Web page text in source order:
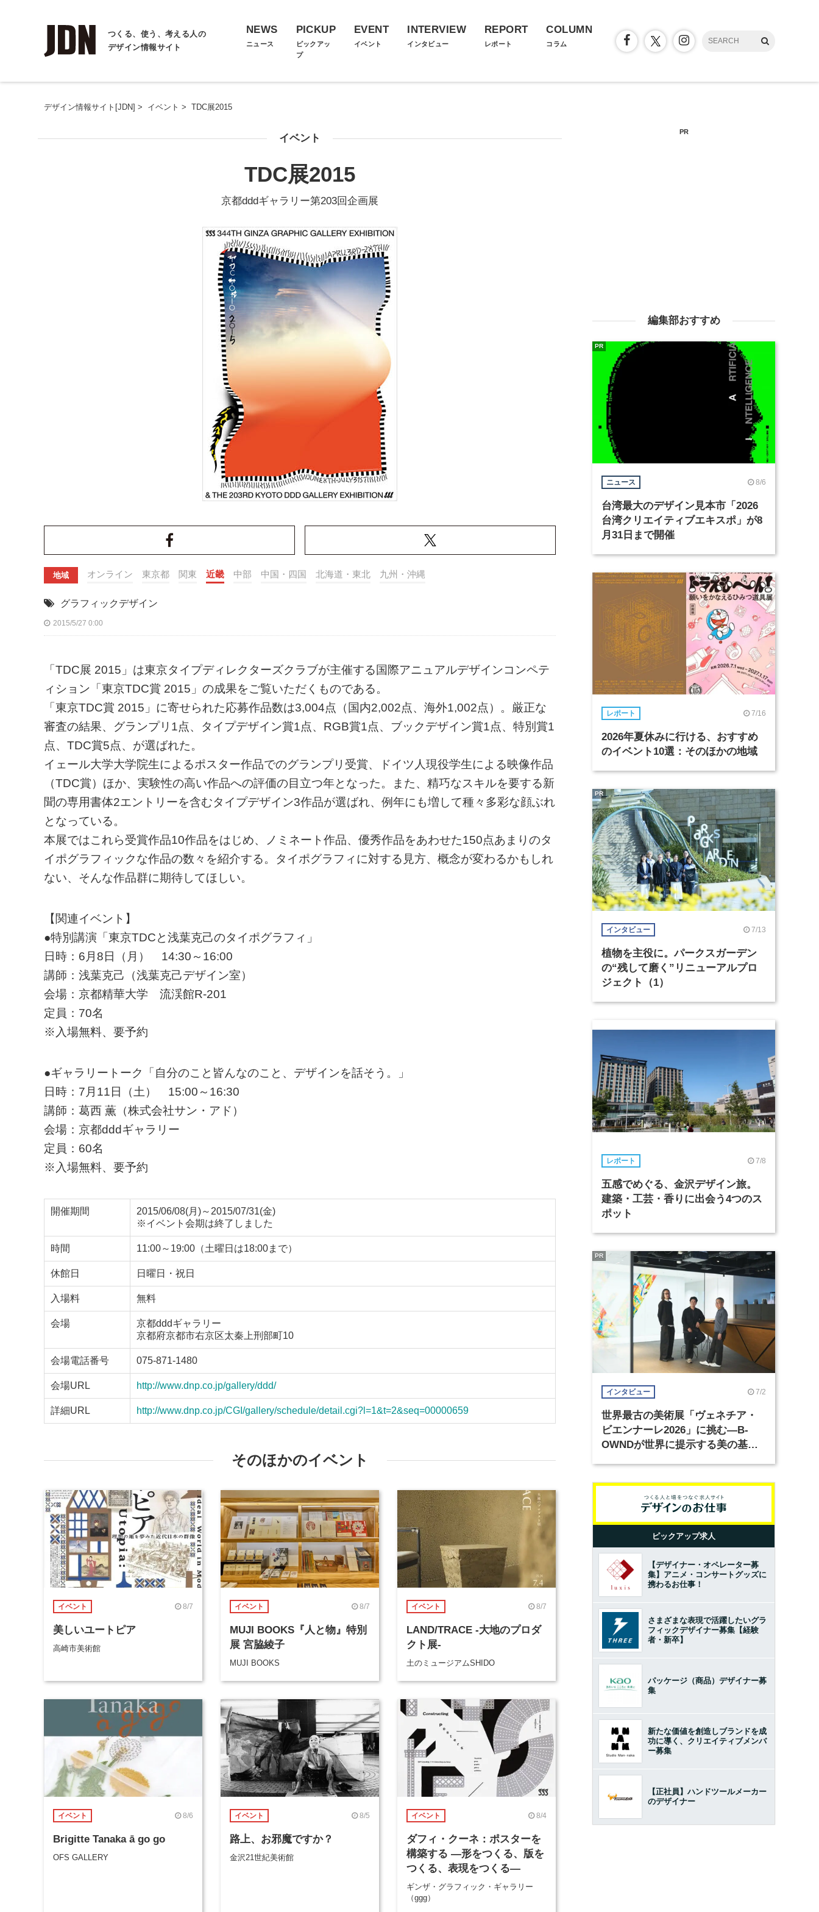
つくる、使う、考える人の
デザイン情報サイト
NEWS
ニュース
PICKUP
ピックアッ
プ
EVENT
イベント
INTERVIEW
インタビュー
REPORT
レポート
COLUMN
コラム
デザイン情報サイト[JDN] > イベント > TDC展2015
イベント
TDC展2015
京都dddギャラリー第203回企画展
地域 オンライン 東京都 関東 近畿 中部 中国・四国 北海道・東北 九州・沖縄
グラフィックデザイン
2015/5/27 0:00
「TDC展 2015」は東京タイプディレクターズクラブが主催する国際アニュアルデザインコンペテ
ィション「東京TDC賞 2015」の成果をご覧いただくものである。
「東京TDC賞 2015」に寄せられた応募作品数は3,004点（国内2,002点、海外1,002点）。厳正な
審査の結果、グランプリ1点、タイプデザイン賞1点、RGB賞1点、ブックデザイン賞1点、特別賞1
点、TDC賞5点、が選ばれた。
イェール大学大学院生によるポスター作品でのグランプリ受賞、ドイツ人現役学生による映像作品
（TDC賞）ほか、実験性の高い作品への評価の目立つ年となった。また、精巧なスキルを要する新
聞の専用書体2エントリーを含むタイプデザイン3作品が選ばれ、例年にも増して種々多彩な顔ぶれ
となっている。
本展ではこれら受賞作品10作品をはじめ、ノミネート作品、優秀作品をあわせた150点あまりのタ
イポグラフィックな作品の数々を紹介する。タイポグラフィに対する見方、概念が変わるかもしれ
ない、そんな作品群に期待してほしい。
【関連イベント】
●特別講演「東京TDCと浅葉克己のタイポグラフィ」
日時：6月8日（月） 14:30～16:00
講師：浅葉克己（浅葉克己デザイン室）
会場：京都精華大学 流渓館R-201
定員：70名
※入場無料、要予約
●ギャラリートーク「自分のこと皆んなのこと、デザインを話そう。」
日時：7月11日（土） 15:00～16:30
講師：葛西 薫（株式会社サン・アド）
会場：京都dddギャラリー
定員：60名
※入場無料、要予約
開催期間
2015/06/08(月)～2015/07/31(金)
※イベント会期は終了しました
時間 11:00～19:00（土曜日は18:00まで）
休館日 日曜日・祝日
入場料 無料
会場
京都dddギャラリー
京都府京都市右京区太秦上刑部町10
会場電話番号 075-871-1480
会場URL http://www.dnp.co.jp/gallery/ddd/
詳細URL http://www.dnp.co.jp/CGI/gallery/schedule/detail.cgi?l=1&t=2&seq=00000659
そのほかのイベント
イベント 8/7
美しいユートピア
高崎市美術館
イベント 8/7
MUJI BOOKS『人と物』特別
展 宮脇綾子
MUJI BOOKS
イベント 8/7
LAND/TRACE -大地のプロダ
クト展-
土のミュージアムSHIDO
イベント 8/6
Brigitte Tanaka ā go go
OFS GALLERY
イベント 8/5
路上、お邪魔ですか？
金沢21世紀美術館
イベント 8/4
ダフィ・クーネ：ポスターを
構築する ―形をつくる、版を
つくる、表現をつくる―
ギンザ・グラフィック・ギャラリー
（ggg）
PR
編集部おすすめ
ニュース 8/6
台湾最大のデザイン見本市「2026
台湾クリエイティブエキスポ」が8
月31日まで開催
PR
レポート 7/16
2026年夏休みに行ける、おすすめ
のイベント10選：そのほかの地域
インタビュー 7/13
植物を主役に。パークスガーデン
の“残して磨く”リニューアルプロ
ジェクト（1）
PR
レポート 7/8
五感でめぐる、金沢デザイン旅。
建築・工芸・香りに出会う4つのス
ポット
インタビュー 7/2
世界最古の美術展「ヴェネチア・
ビエンナーレ2026」に挑む―B-
OWNDが世界に提示する美の基準
PR
ピックアップ求人
【デザイナー・オペレーター募
集】アニメ・コンサートグッズに
携わるお仕事！
さまざまな表現で活躍したいグラ
フィックデザイナー募集【経験
者・新卒】
パッケージ（商品）デザイナー募
集
新たな価値を創造しブランドを成
功に導く、クリエイティブメンバ
ー募集
【正社員】ハンドツールメーカー
のデザイナー